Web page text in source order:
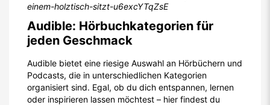
einem-holztisch-sitzt-u6excYTqZsE
Audible: Hörbuchkategorien für
jeden Geschmack
Audible bietet eine riesige Auswahl an Hörbüchern und
Podcasts, die in unterschiedlichen Kategorien
organisiert sind. Egal, ob du dich entspannen, lernen
oder inspirieren lassen möchtest – hier findest du